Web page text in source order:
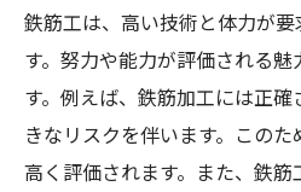
鉄筋工は、高い技術と体力が
す。努力や能力が評価される
す。例えば、鉄筋加工には正
きなリスクを伴います。この
高く評価されます。また、鉄